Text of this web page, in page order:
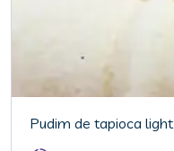
Pudim de tapioca light